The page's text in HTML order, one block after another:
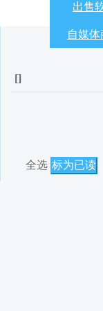
出售
自媒体
[]
全选 标为已读